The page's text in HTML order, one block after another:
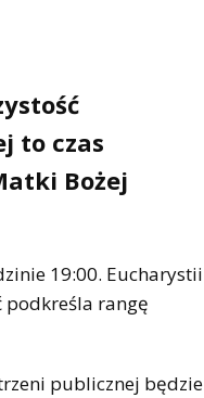
to czas
Bożej
19:00. Eucharystii
podkreśla rangę
publicznej będzie